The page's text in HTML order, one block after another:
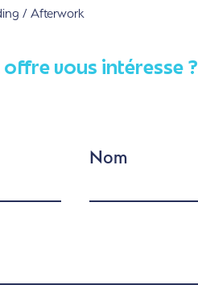
/ Afterwork
offre vous intéresse ?
Nom